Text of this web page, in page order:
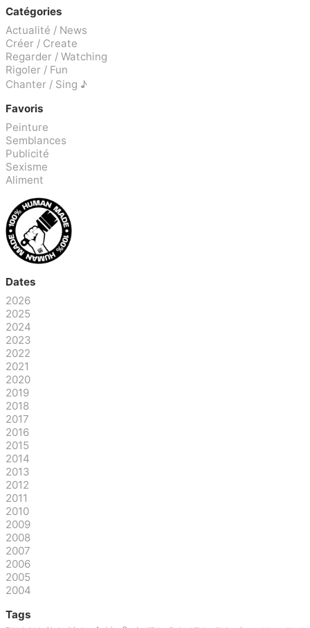
Catégories
Actualité / News
Créer / Create
Regarder / Watching
Rigoler / Fun
Chanter / Sing ♪
Favoris
Peinture
Semblances
Publicité
Sexisme
Aliment
Dates
2026
2025
2024
2023
2022
2021
2020
2019
2018
2017
2016
2015
2014
2013
2012
2011
2010
2009
2008
2007
2006
2005
2004
Tags